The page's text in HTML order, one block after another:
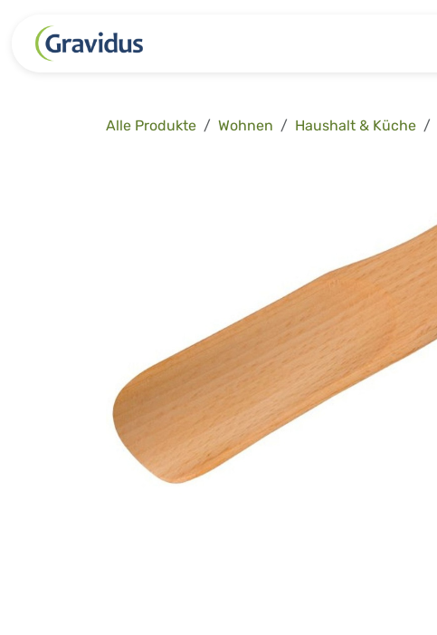
Alle Produkte Wohnen Haushalt & Küche